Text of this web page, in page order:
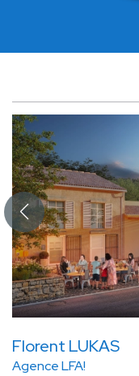
Florent LUKAS
Agence LFA!